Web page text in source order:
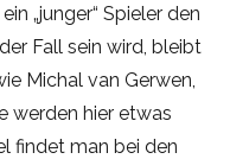
„junger“ Spieler den
Fall sein wird, bleibt
Michal van Gerwen,
werden hier etwas
findet man bei den